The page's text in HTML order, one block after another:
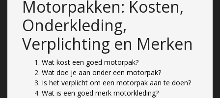
Motorpakken: Kosten,
Onderkleding,
Verplichting en Merken
Wat kost een goed motorpak?
Wat doe je aan onder een motorpak?
Is het verplicht om een motorpak aan te doen?
Wat is een goed merk motorkleding?